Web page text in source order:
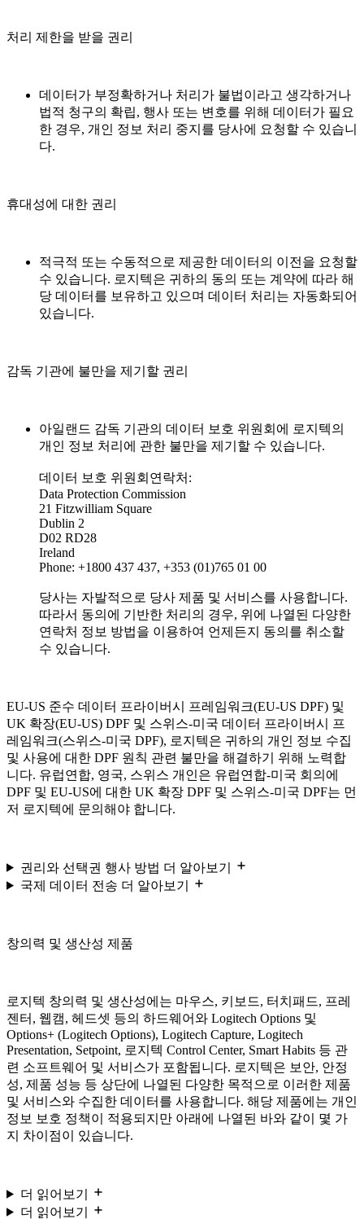
처리 제한을 받을 권리
데이터가 부정확하거나 처리가 불법이라고 생각하거나
법적 청구의 확립, 행사 또는 변호를 위해 데이터가 필요
한 경우, 개인 정보 처리 중지를 당사에 요청할 수 있습니
다.
휴대성에 대한 권리
적극적 또는 수동적으로 제공한 데이터의 이전을 요청할
수 있습니다. 로지텍은 귀하의 동의 또는 계약에 따라 해
당 데이터를 보유하고 있으며 데이터 처리는 자동화되어
있습니다.
감독 기관에 불만을 제기할 권리
아일랜드 감독 기관의 데이터 보호 위원회에 로지텍의
개인 정보 처리에 관한 불만을 제기할 수 있습니다.
데이터 보호 위원회연락처:
Data Protection Commission
21 Fitzwilliam Square
Dublin 2
D02 RD28
Ireland
Phone: +1800 437 437, +353 (01)765 01 00
당사는 자발적으로 당사 제품 및 서비스를 사용합니다.
따라서 동의에 기반한 처리의 경우, 위에 나열된 다양한
연락처 정보 방법을 이용하여 언제든지 동의를 취소할
수 있습니다.
EU-US 준수 데이터 프라이버시 프레임워크(EU-US DPF) 및
UK 확장(EU-US) DPF 및 스위스-미국 데이터 프라이버시 프
레임워크(스위스-미국 DPF), 로지텍은 귀하의 개인 정보 수집
및 사용에 대한 DPF 원칙 관련 불만을 해결하기 위해 노력합
니다. 유럽연합, 영국, 스위스 개인은 유럽연합-미국 회의에
DPF 및 EU-US에 대한 UK 확장 DPF 및 스위스-미국 DPF는 먼
저 로지텍에 문의해야 합니다.
권리와 선택권 행사 방법 더 알아보기
국제 데이터 전송 더 알아보기
창의력 및 생산성 제품
로지텍 창의력 및 생산성에는 마우스, 키보드, 터치패드, 프레
젠터, 웹캠, 헤드셋 등의 하드웨어와 Logitech Options 및
Options+ (Logitech Options), Logitech Capture, Logitech
Presentation, Setpoint, 로지텍 Control Center, Smart Habits 등 관
련 소프트웨어 및 서비스가 포함됩니다. 로지텍은 보안, 안정
성, 제품 성능 등 상단에 나열된 다양한 목적으로 이러한 제품
및 서비스와 수집한 데이터를 사용합니다. 해당 제품에는 개인
정보 보호 정책이 적용되지만 아래에 나열된 바와 같이 몇 가
지 차이점이 있습니다.
더 읽어보기
더 읽어보기